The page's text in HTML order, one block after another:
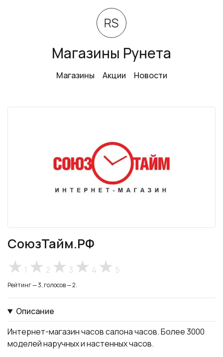
Магазины Рунета
Магазины Акции Новости
СоюзТайм.РФ
1 2 3 4 5
Рейтинг — 3, голосов — 2.
Описание
Интернет-магазин часов салона часов. Более 3000
моделей наручных и настенных часов.